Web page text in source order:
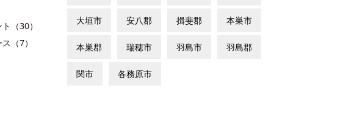
（30）
（7）
大垣市 安八郡 揖斐郡 本巣市
本巣郡 瑞穂市 羽島市 羽島郡
関市 各務原市